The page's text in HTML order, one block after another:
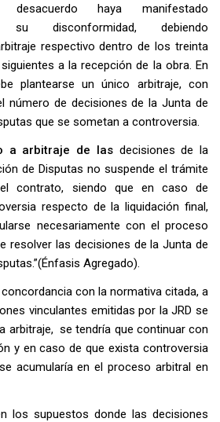
haya manifestado
su disconformidad, debiendo
respectivo dentro de los treinta
a la recepción de la obra. En
plantearse un único arbitraje, con
número de decisiones de la Junta de
que se sometan a controversia.
a arbitraje de las decisiones de la
de Disputas no suspende el trámite
contrato, siendo que en caso de
respecto de la liquidación final,
necesariamente con el proceso
resolver las decisiones de la Junta de
Agregado).
con la normativa citada, a
vinculantes emitidas por la JRD se
arbitraje, se tendría que continuar con
y en caso de que exista controversia
acumularía en el proceso arbitral en
los supuestos donde las decisiones